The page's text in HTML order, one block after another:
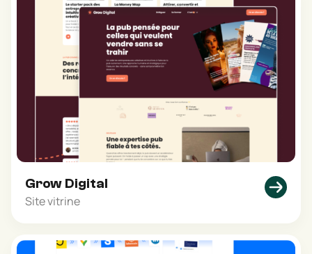
Grow Digital
Site vitrine